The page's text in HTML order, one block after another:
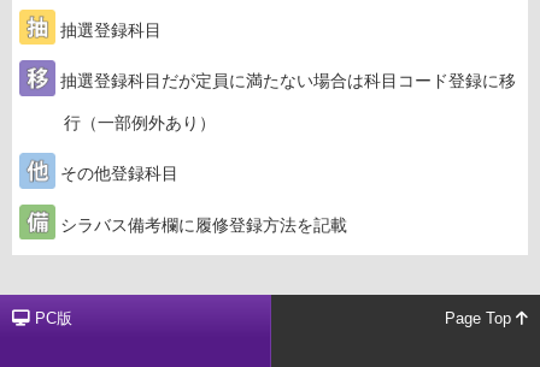
抽選登録科目
抽選登録科目だが定員に満たない場合は科目コード登録に移
行（一部例外あり）
その他登録科目
シラバス備考欄に履修登録方法を記載
PC版 Page Top